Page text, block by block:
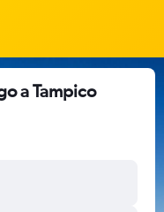
a Tampico